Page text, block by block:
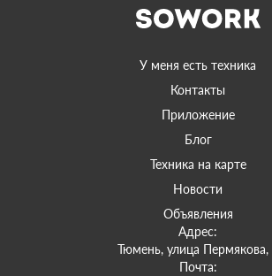
У меня есть техника
Контакты
Приложение
Блог
Техника на карте
Новости
Объявления
Адрес:
Тюмень, улица Пермякова,
Почта: